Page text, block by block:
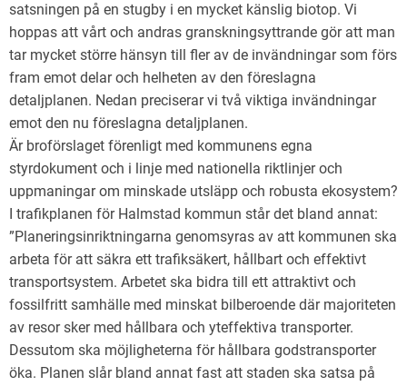
satsningen på en stugby i en mycket känslig biotop. Vi
hoppas att vårt och andras granskningsyttrande gör att man
tar mycket större hänsyn till fler av de invändningar som förs
fram emot delar och helheten av den föreslagna
detaljplanen. Nedan preciserar vi två viktiga invändningar
emot den nu föreslagna detaljplanen.
Är broförslaget förenligt med kommunens egna
styrdokument och i linje med nationella riktlinjer och
uppmaningar om minskade utsläpp och robusta ekosystem?
I trafikplanen för Halmstad kommun står det bland annat:
”Planeringsinriktningarna genomsyras av att kommunen ska
arbeta för att säkra ett trafiksäkert, hållbart och effektivt
transportsystem. Arbetet ska bidra till ett attraktivt och
fossilfritt samhälle med minskat bilberoende där majoriteten
av resor sker med hållbara och yteffektiva transporter.
Dessutom ska möjligheterna för hållbara godstransporter
öka. Planen slår bland annat fast att staden ska satsa på